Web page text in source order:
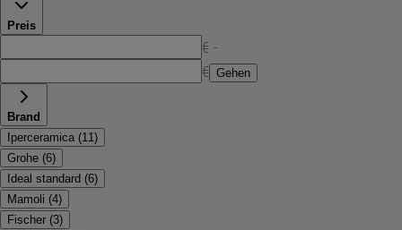
Preis
€ -
€ Gehen
Brand
Iperceramica (11 )
Grohe (6)
Ideal standard (6)
Mamoli (4)
Fischer (3)